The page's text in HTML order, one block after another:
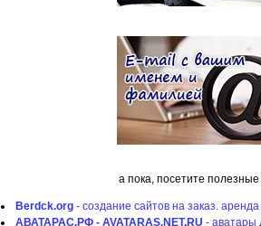
а пока, посетите
Berdck.org - создание сайтов на заказ.
АВАТАРАС.РФ - AVATARAS.NET.RU - аватары